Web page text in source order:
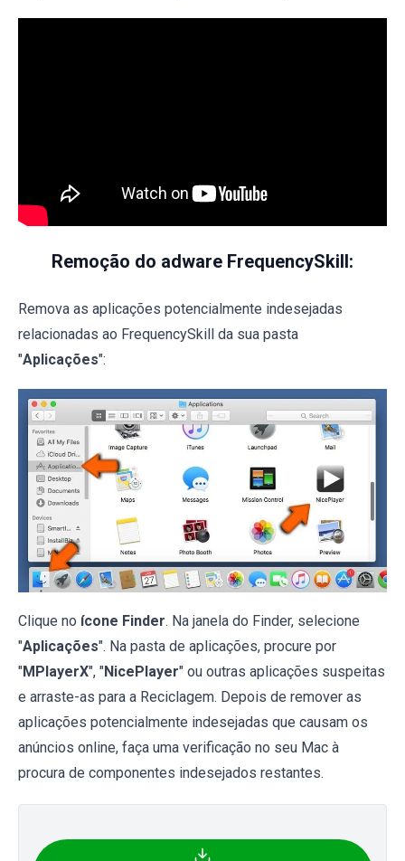
Remoção do adware FrequencySkill:
Remova as aplicações potencialmente indesejadas
relacionadas ao FrequencySkill da sua pasta
"Aplicações":
Clique no ícone Finder. Na janela do Finder, selecione
"Aplicações". Na pasta de aplicações, procure por
"MPlayerX", "NicePlayer" ou outras aplicações suspeitas
e arraste-as para a Reciclagem. Depois de remover as
aplicações potencialmente indesejadas que causam os
anúncios online, faça uma verificação no seu Mac à
procura de componentes indesejados restantes.